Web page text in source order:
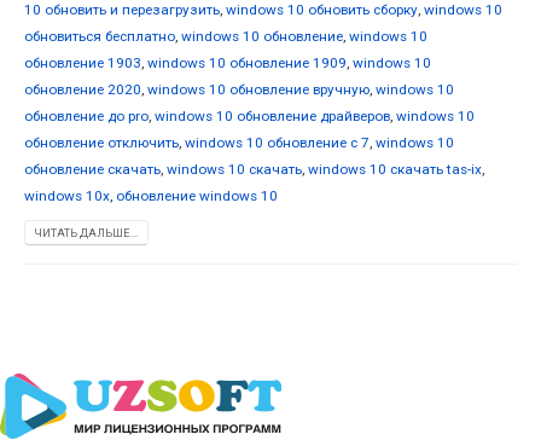
10 обновить и перезагрузить, windows 10 обновить сборку, windows 10
обновиться бесплатно, windows 10 обновление, windows 10
обновление 1903, windows 10 обновление 1909, windows 10
обновление 2020, windows 10 обновление вручную, windows 10
обновление до pro, windows 10 обновление драйверов, windows 10
обновление отключить, windows 10 обновление с 7, windows 10
обновление скачать, windows 10 скачать, windows 10 скачать tas-ix,
windows 10x, обновление windows 10
ЧИТАТЬ ДАЛЬШЕ...